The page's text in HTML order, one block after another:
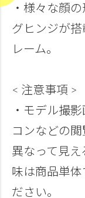
・様々な顔
グヒンジが
レーム。
< 注意事項 >
・モデル撮
コンなどの
異なって見
味は商品単
ださい。